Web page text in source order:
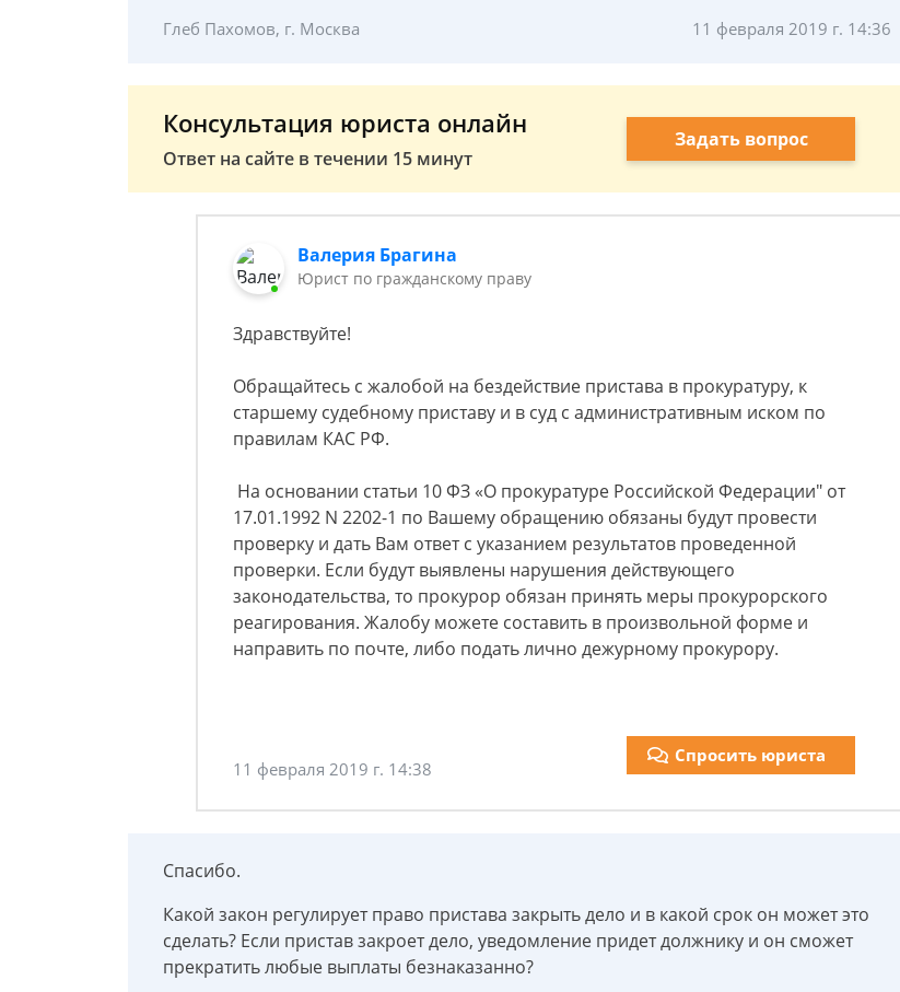
Глеб Пахомов, г. Москва 11 февраля 2019 г. 14:36
Консультация юриста онлайн
Ответ на сайте в течении 15 минут
Задать вопрос
Валерия Брагина
Юрист по гражданскому праву
Здравствуйте!
Обращайтесь с жалобой на бездействие пристава в прокуратуру, к
старшему судебному приставу и в суд с административным иском по
правилам КАС РФ.
На основании статьи 10 ФЗ «О прокуратуре Российской Федерации" от
17.01.1992 N 2202-1 по Вашему обращению обязаны будут провести
проверку и дать Вам ответ с указанием результатов проведенной
проверки. Если будут выявлены нарушения действующего
законодательства, то прокурор обязан принять меры прокурорского
реагирования. Жалобу можете составить в произвольной форме и
направить по почте, либо подать лично дежурному прокурору.
11 февраля 2019 г. 14:38
Спросить юриста
Спасибо.
Какой закон регулирует право пристава закрыть дело и в какой срок он может это
сделать? Если пристав закроет дело, уведомление придет должнику и он сможет
прекратить любые выплаты безнаказанно?